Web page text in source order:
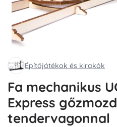
Építőjátékok és kirakók
Fa mechanikus
Express
tendervagonnal